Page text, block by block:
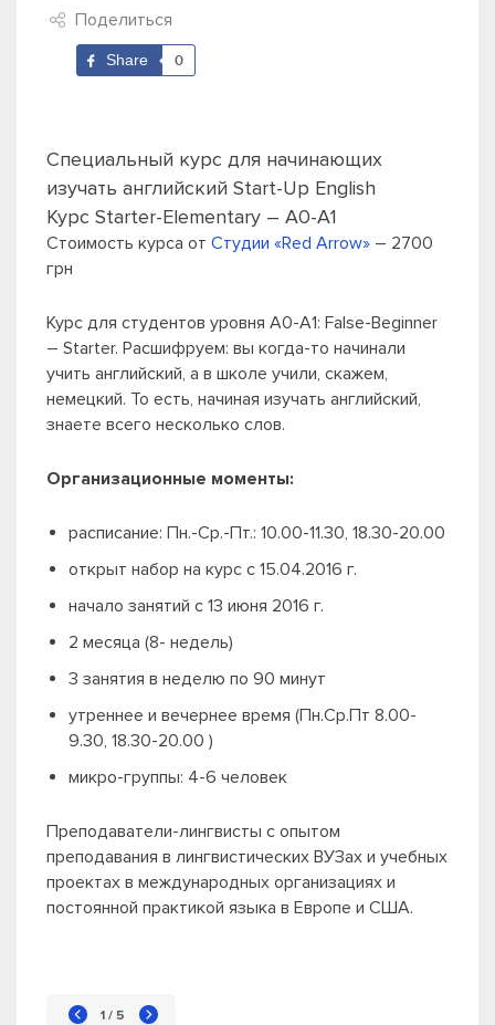
Поделиться
Share 0
Специальный курс для начинающих
изучать английский Start-Up English
Курс Starter-Elementary – A0-A1
Стоимость курса от Студии «Red Arrow» – 2700
грн
Курс для студентов уровня А0-А1: False-Beginner
– Starter. Расшифруем: вы когда-то начинали
учить английский, а в школе учили, скажем,
немецкий. То есть, начиная изучать английский,
знаете всего несколько слов.
Организационные моменты:
расписание: Пн.-Ср.-Пт.: 10.00-11.30, 18.30-20.00
открыт набор на курс с 15.04.2016 г.
начало занятий с 13 июня 2016 г.
2 месяца (8- недель)
3 занятия в неделю по 90 минут
утреннее и вечернее время (Пн.Ср.Пт 8.00-
9.30, 18.30-20.00 )
микро-группы: 4-6 человек
Преподаватели-лингвисты с опытом
преподавания в лингвистических ВУЗах и учебных
проектах в международных организациях и
постоянной практикой языка в Европе и США.
1 / 5